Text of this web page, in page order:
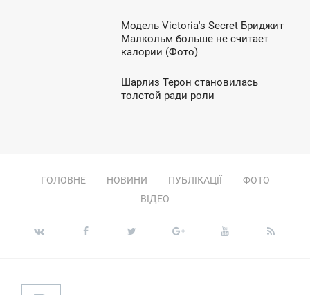
Модель Victoria's Secret Бриджит
Малкольм больше не считает
калории (Фото)
Шарлиз Терон становилась
толстой ради роли
ГОЛОВНЕ НОВИНИ ПУБЛІКАЦІЇ
ФОТО
ВІДЕО